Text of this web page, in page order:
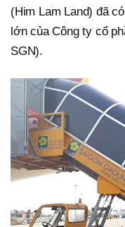
(Him Lam Land) đã
lớn của Công ty cổ
SGN).